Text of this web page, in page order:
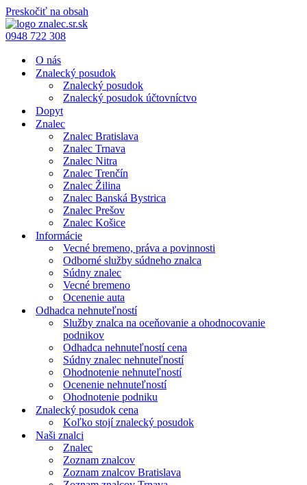
Preskočiť na obsah
0948 722 308
O nás
Znalecký posudok
Znalecký posudok
Znalecký posudok účtovníctvo
Dopyt
Znalec
Znalec Bratislava
Znalec Trnava
Znalec Nitra
Znalec Trenčín
Znalec Žilina
Znalec Banská Bystrica
Znalec Prešov
Znalec Košice
Informácie
Vecné bremeno, práva a povinnosti
Odborné služby súdneho znalca
Súdny znalec
Vecné bremeno
Ocenenie auta
Odhadca nehnuteľností
Služby znalca na oceňovanie a ohodnocovanie
podnikov
Odhadca nehnuteľností cena
Súdny znalec nehnuteľností
Ohodnotenie nehnuteľností
Ocenenie nehnuteľností
Ohodnotenie podniku
Znalecký posudok cena
Koľko stojí znalecký posudok
Naši znalci
Znalec
Zoznam znalcov
Zoznam znalcov Bratislava